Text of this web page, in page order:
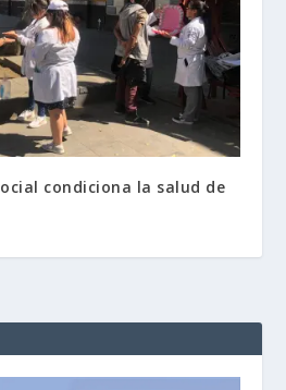
condiciona la salud de